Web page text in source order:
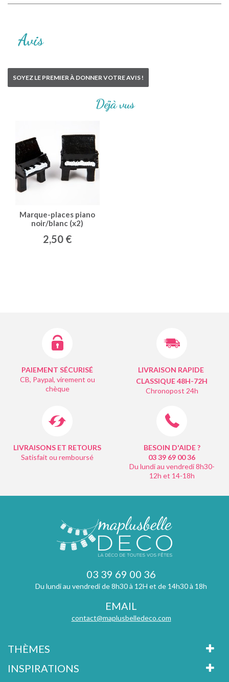
Avis
SOYEZ LE PREMIER À DONNER VOTRE AVIS !
Déjà vus
Marque-places piano
noir/blanc (x2)
2,50 €
PAIEMENT SÉCURISÉ
CB, Paypal, virement ou
chèque
LIVRAISON RAPIDE
CLASSIQUE 48H-72H
Chronopost 24h
LIVRAISONS ET RETOURS
Satisfait ou remboursé
BESOIN D'AIDE ?
03 39 69 0036
Du lundi au vendredi 8h30-
12h et 14-18h
03 39 69 00 36
Du lundi au vendredi de 8h30 à 12H et de 14h30 à 18h
EMAIL
contact@maplusbelledeco.com
THÈMES
INSPIRATIONS